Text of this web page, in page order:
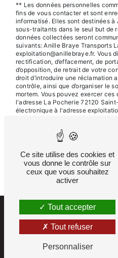
** Les données personnelles
fins de vous contacter et sont
informatisé. Elles sont destinées
sous-traitants dans le seul but de
données collectées seront
suivants: Anille Braye Transports
exploitation@anillebraye.fr. Vous
rectification, d’effacement, de
d’opposition, de retrait de votre
droit d’introduire une réclamation
contrôle, ainsi que d’organiser le
mortem. Vous pouvez exercer ces
l'adresse La Pocherie 72120
électronique à l'adresse
d'identité pourra vous être
données pendant la période de
durée de prescription légale aux
contentieux. Vous avez le droit
d'opposition au démarchage
adresse:Bloctel.gouv.fr.
d’informations sur vos droits.
- 2026 -
Mentions légales
Ce site utilise des cookies et
vous donne le contrôle sur
ceux que vous souhaitez
activer
Tout accepter
Tout refuser
Personnaliser